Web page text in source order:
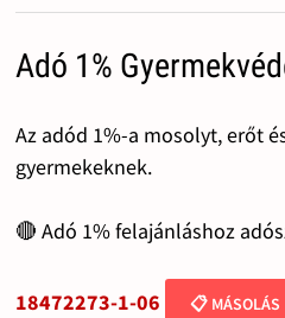
Adó 1%
Az adód 1%-a mosolyt, erőt
gyermekeknek.
🔴 Adó 1% felajánláshoz
18472273-1-06 📋 MÁSOLÁS